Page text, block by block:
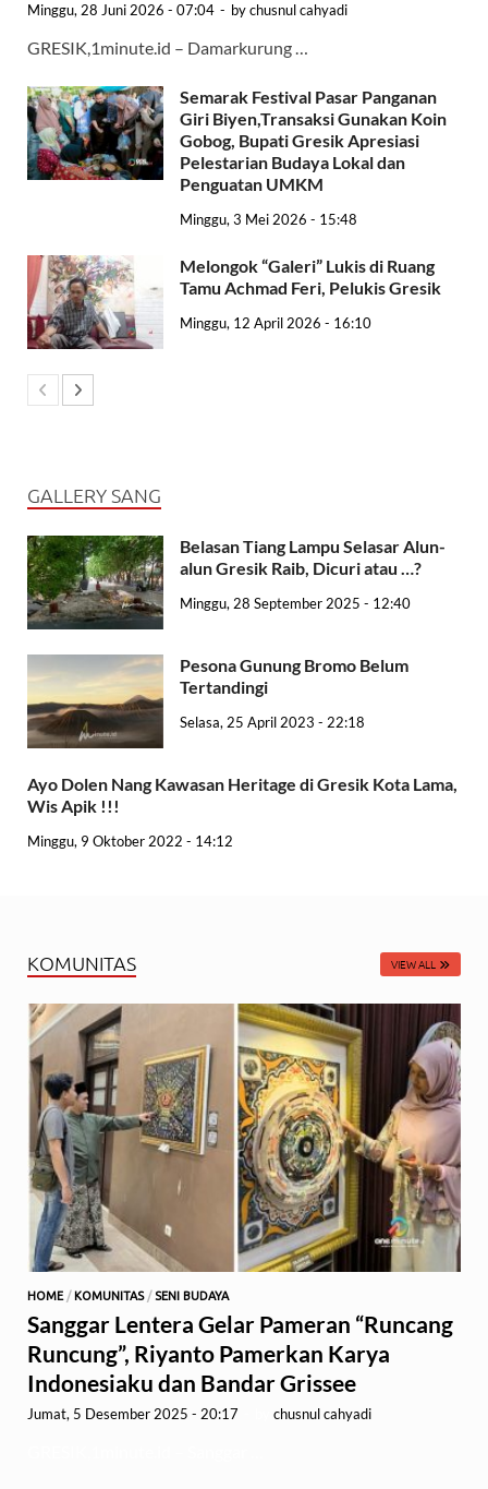
Minggu, 28 Juni 2026 - 07:04 - bychusnul cahyadi
GRESIK,1minute.id – Damarkurung …
Semarak Festival Pasar Panganan
Giri Biyen,Transaksi Gunakan Koin
Gobog, Bupati Gresik Apresiasi
Pelestarian Budaya Lokal dan
Penguatan UMKM
Minggu, 3 Mei 2026 - 15:48
Melongok “Galeri” Lukis di Ruang
Tamu Achmad Feri, Pelukis Gresik
Minggu, 12 April 2026 - 16:10
GALLERY SANG
Belasan Tiang Lampu Selasar Alun-
alun Gresik Raib, Dicuri atau …?
Minggu, 28 September 2025 - 12:40
Pesona Gunung Bromo Belum
Tertandingi
Selasa, 25 April 2023 - 22:18
Ayo Dolen Nang Kawasan Heritage di Gresik Kota Lama,
Wis Apik !!!
Minggu, 9 Oktober 2022 - 14:12
KOMUNITAS VIEW ALL
HOME / KOMUNITAS/ SENI BUDAYA
Sanggar Lentera Gelar Pameran “Runcang
Runcung”, Riyanto Pamerkan Karya
Indonesiaku dan Bandar Grissee
Jumat, 5 Desember 2025 - 20:17 chusnul cahyadi